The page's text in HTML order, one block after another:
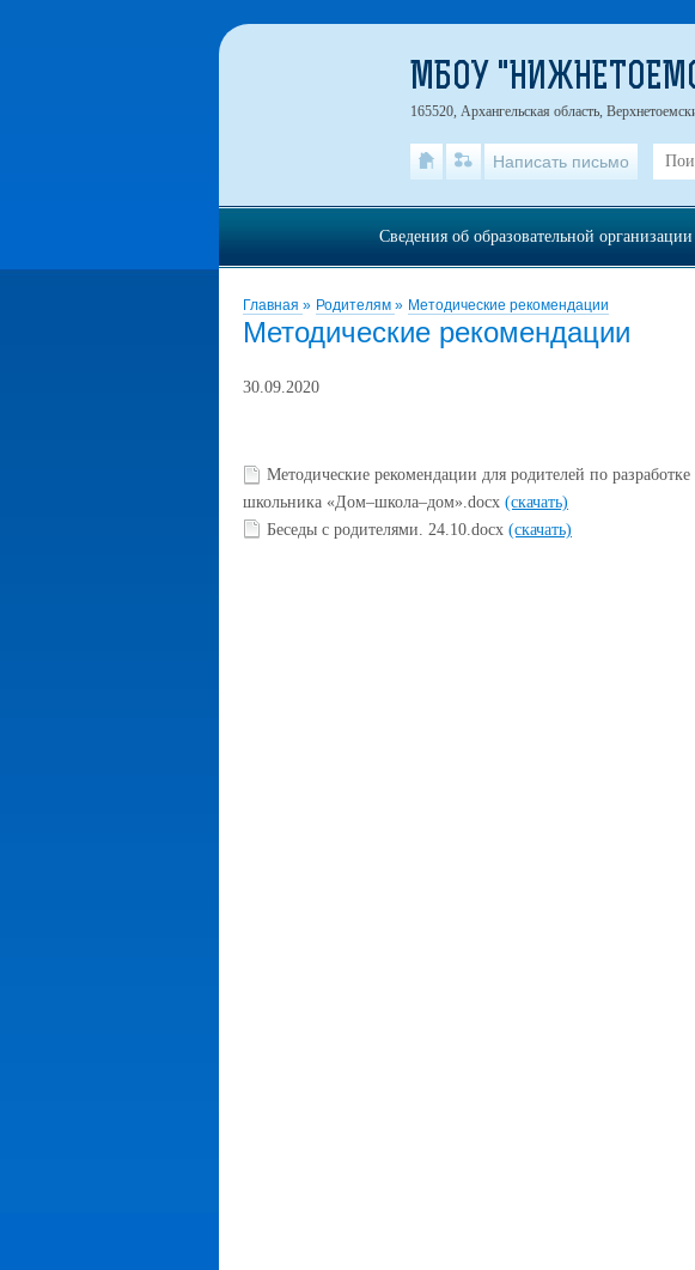
Главная » Родителям » Методические рекомендации
Методические рекомендации
30.09.2020
Методические рекомендации для родителей по
школьника «Дом–школа–дом».docx (скачать)
Беседы с родителями. 24.10.docx (скачать)
МБОУ
165520, Архангельская область,
Написать письмо
Сведения об образовательной организации